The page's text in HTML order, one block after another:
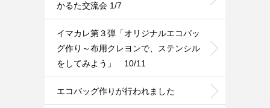
かるた交流会 1/7
イマカレ第３弾「オリジナルエコバッ
グ作り～布用クレヨンで、ステンシル
をしてみよう」 10/11
エコバッグ作りが行われました